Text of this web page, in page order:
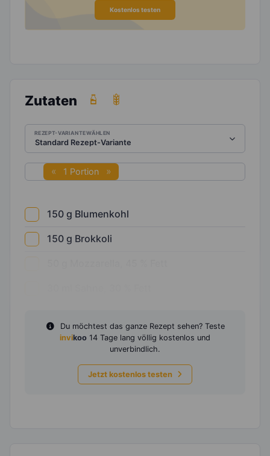
Kostenlos testen
Zutaten
REZEPT-VARIANTE WÄHLEN
1 Portion
150 g Blumenkohl
150 g Brokkoli
Du möchtest das ganze Rezept sehen? Teste
invikoo 14 Tage lang völlig kostenlos und
unverbindlich.
Jetzt kostenlos testen